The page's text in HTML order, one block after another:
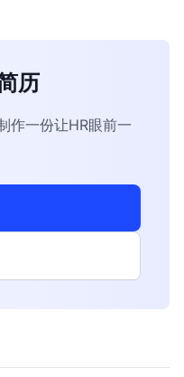
历
作一份让HR眼前一